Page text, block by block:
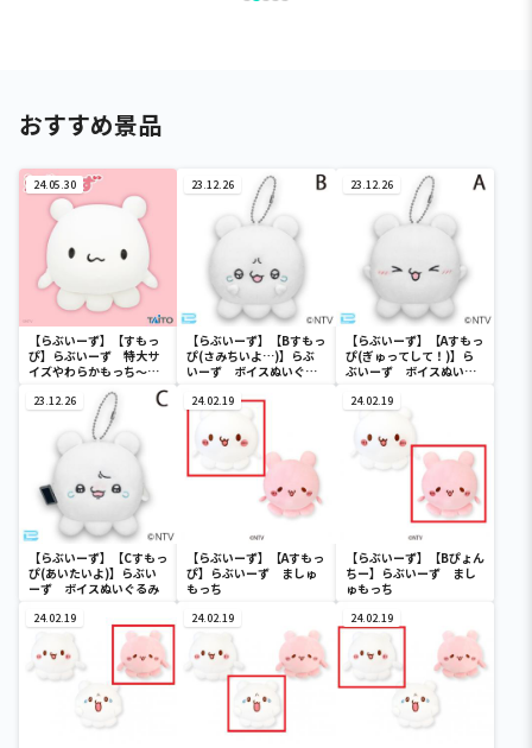
おすすめ景品
24.05.30
【らぶいーず】【すもっ
ぴ】らぶいーず 特大サ
イズやわらかもっち～り
23.12.26
【らぶいーず】【Bすもっ
ぴ(さみちいよ…)】らぶ
いーず ボイスぬいぐる
23.12.26
【らぶいーず】【Aすもっ
ぴ(ぎゅってして！)】ら
ぶいーず ボイスぬいぐ
23.12.26
【らぶいーず】【Cすもっ
ぴ(あいたいよ)】らぶい
ーず ボイスぬいぐるみ
24.02.19
【らぶいーず】【Aすもっ
ぴ】らぶいーず ましゅ
もっち
24.02.19
【らぶいーず】【Bぴょん
ちー】らぶいーず まし
ゅもっち
24.02.19 24.02.19 24.02.19